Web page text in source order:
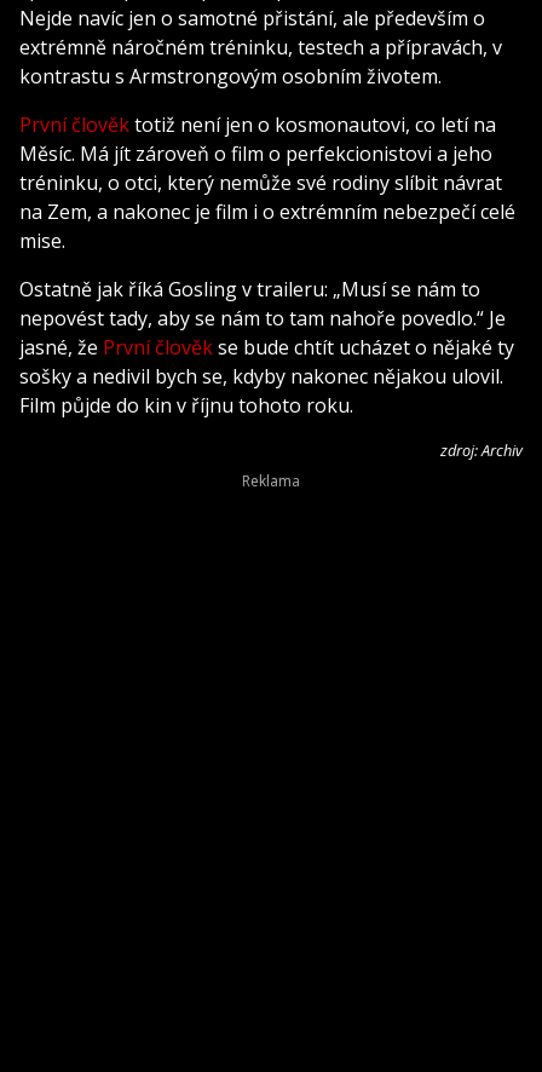
Nejde navíc jen o samotné přistání, ale především o
extrémně náročném tréninku, testech a přípravách, v
kontrastu s Armstrongovým osobním životem.
První člověktotiž není jen o kosmonautovi, co letí na
Měsíc. Má jít zároveň o film o perfekcionistovi a jeho
tréninku, o otci, který nemůže své rodiny slíbit návrat
na Zem, a nakonec je film i o extrémním nebezpečí celé
mise.
Ostatně jak říká Gosling v traileru: „Musí se nám to
nepovést tady, aby se nám to tam nahoře povedlo.“ Je
jasné, že První člověkse bude chtít ucházet o nějaké ty
sošky a nedivil bych se, kdyby nakonec nějakou ulovil.
Film půjde do kin v říjnu tohoto roku.
zdroj: Archiv